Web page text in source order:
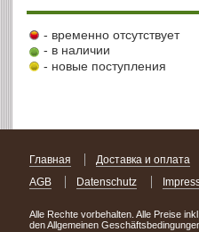
- временно отсутствует
- в наличии
- новые поступления
Главная Доставка и оплата
AGB
Datenschutz
Alle Rechte vorbehalten. Alle Preise
den Allgemeinen